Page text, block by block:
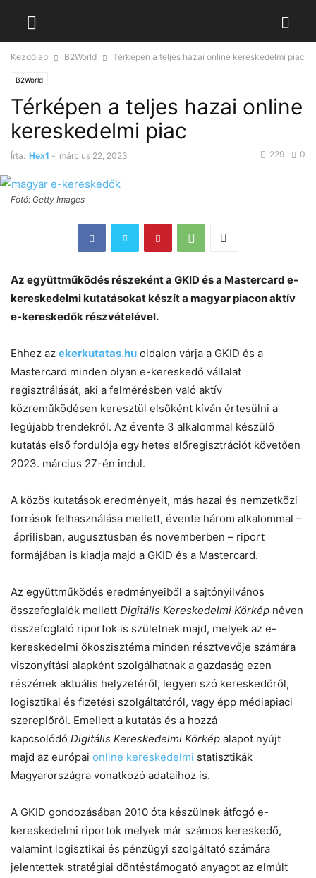
Kezdőlap B2World Térképen a teljes hazai online kereskedelmi piac
B2World
Térképen a teljes hazai online
kereskedelmi piac
Írta: Hex1 - március 22, 2023 0
229
Fotó: Getty Images
Az együttműködés részeként a GKID és a Mastercard e-
kereskedelmi kutatásokat készít a magyar piacon aktív
e-kereskedők részvételével.
Ehhez az ekerkutatas.hu oldalon várja a GKID és a
Mastercard minden olyan e-kereskedő vállalat
regisztrálását, aki a felmérésben való aktív
közreműködésen keresztül elsőként kíván értesülni a
legújabb trendekről. Az évente 3 alkalommal készülő
kutatás első fordulója egy hetes előregisztrációt követően
2023. március 27-én indul.
A közös kutatások eredményeit, más hazai és nemzetközi
források felhasználása mellett, évente három alkalommal –
áprilisban, augusztusban és novemberben – riport
formájában is kiadja majd a GKID és a Mastercard.
Az együttműködés eredményeiből a sajtónyilvános
összefoglalók mellett Digitális Kereskedelmi Körkép néven
összefoglaló riportok is születnek majd, melyek az e-
kereskedelmi ökoszisztéma minden résztvevője számára
viszonyítási alapként szolgálhatnak a gazdaság ezen
részének aktuális helyzetéről, legyen szó kereskedőről,
logisztikai és fizetési szolgáltatóról, vagy épp médiapiaci
szereplőről. Emellett a kutatás és a hozzá
kapcsolódó Digitális Kereskedelmi Körkép alapot nyújt
majd az európai online kereskedelmi statisztikák
Magyarországra vonatkozó adataihoz is.
A GKID gondozásában 2010 óta készülnek átfogó e-
kereskedelmi riportok melyek már számos kereskedő,
valamint logisztikai és pénzügyi szolgáltató számára
jelentettek stratégiai döntéstámogató anyagot az elmúlt